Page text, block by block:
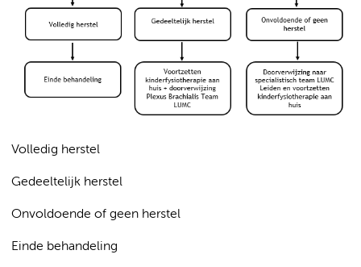
Volledig herstel
Gedeeltelijk herstel
Onvoldoende of geen herstel
Einde behandeling